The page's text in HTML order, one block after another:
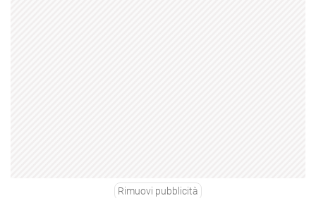
Rimuovi pubblicità